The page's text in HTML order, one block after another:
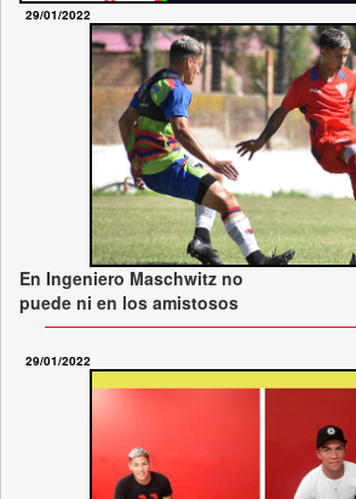
29/01/2022
En Ingeniero Maschwitz no
puede ni en los amistosos
29/01/2022